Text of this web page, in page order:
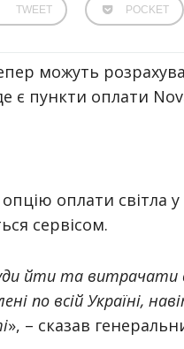
TWEET POCKET
можуть
є пункти оплати
оплати світла
сервісом.
йти та
по всій Україні,
», – сказав